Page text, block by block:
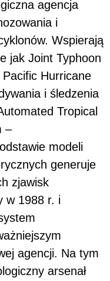
agencja
i
Wspierają
jak Joint Typhoon
Hurricane
i śledzenia
Tropical
–
modeli
generuje
zjawisk
w 1988 r. i
agencji. Na tym
arsenał